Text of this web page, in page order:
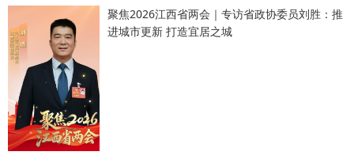
聚焦2026江西省两会｜专访省政协委员刘胜：推
进城市更新 打造宜居之城